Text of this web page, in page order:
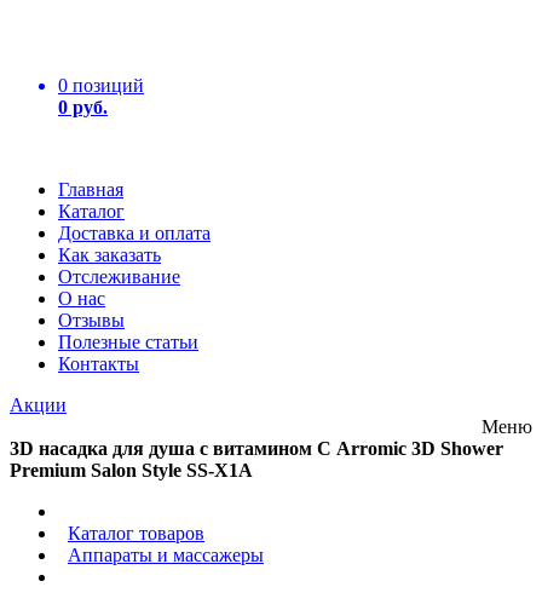
0 позиций
0 руб.
Главная
Каталог
Доставка и оплата
Как заказать
Отслеживание
О нас
Отзывы
Полезные статьи
Контакты
Акции
Меню
3D насадка для душа с витамином С Arromic 3D Shower
Premium Salon Style SS-X1A
Каталог товаров
Аппараты и массажеры